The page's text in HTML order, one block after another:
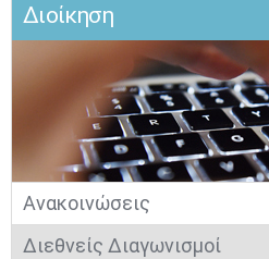
Διοίκηση​
Ανακοινώσεις
Διεθνείς Διαγωνισμοί​​​​​​​​